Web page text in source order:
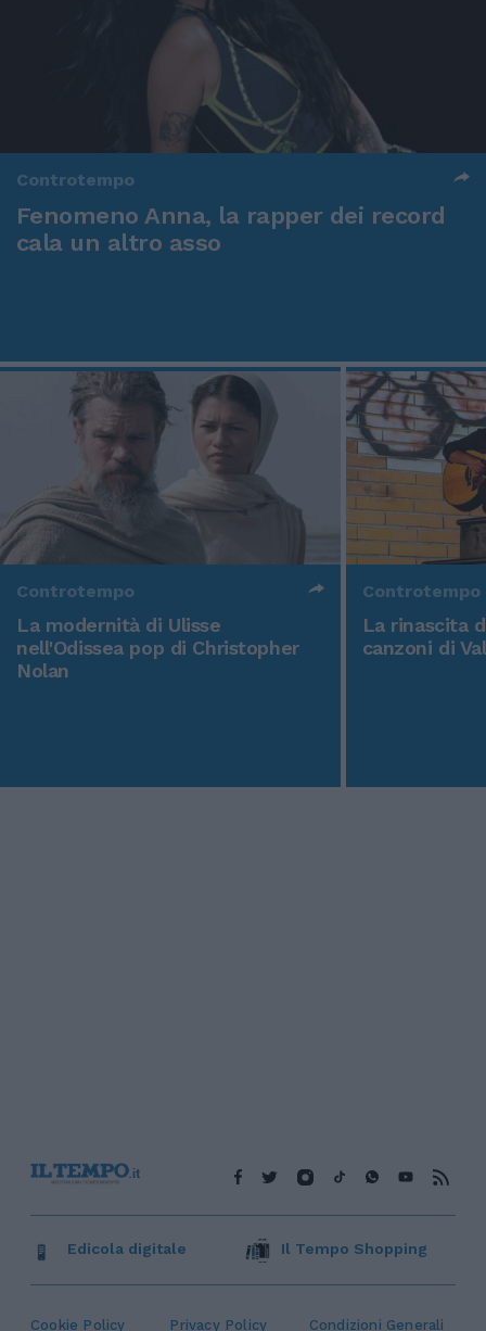
Controtempo
Fenomeno Anna, la rapper dei record
cala un altro asso
Controtempo
La modernità di Ulisse
nell'Odissea pop di Christopher
Nolan
Controtempo
La rinascita
canzoni di
Cookie Policy Privacy Policy Condizioni Generali
Edicola digitale Il Tempo Shopping